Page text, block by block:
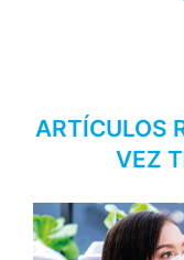
ARTÍCULOS
VEZ